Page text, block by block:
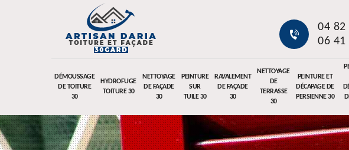
04 82
06 41
DÉMOUSSAGE
DE TOITURE
30
HYDROFUGE
TOITURE 30
NETTOYAGE
DE FAÇADE
30
PEINTURE
SUR
TUILE 30
RAVALEMENT
DE FAÇADE
30
NETTOYAGE
DE
TERRASSE
30
PEINTURE ET
DÉCAPAGE DE
PERSIENNE 30